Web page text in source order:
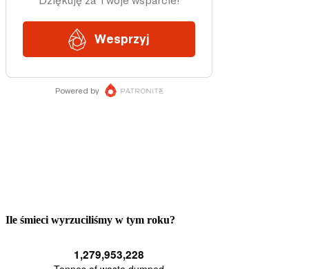
Ile śmieci wyrzuciliśmy w tym roku?